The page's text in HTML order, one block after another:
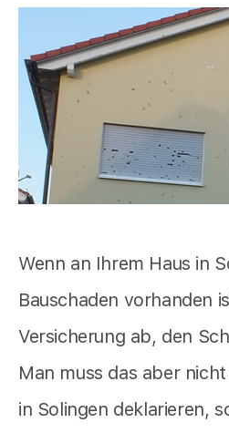
Wenn an Ihrem Haus in
Bauschaden vorhanden
Versicherung ab, den
Man muss das aber
in Solingen deklarieren,